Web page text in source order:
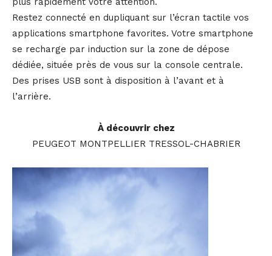
Restez connecté en dupliquant sur l’écran tactile vos
applications smartphone favorites. Votre smartphone
se recharge par induction sur la zone de dépose
dédiée, située près de vous sur la console centrale.
Des prises USB sont à disposition à l’avant et à
l’arrière.
À découvrir chez
PEUGEOT MONTPELLIER TRESSOL-CHABRIER